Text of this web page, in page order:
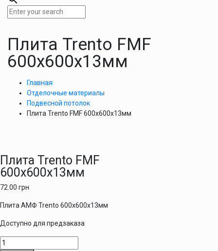
Плита Trento FMF
600х600х13мм
Главная
Отделочные материалы
Подвесной потолок
Плита Trento FMF 600х600х13мм
Плита Trento FMF
600х600х13мм
72.00 грн
Плита АМФ Trento 600х600х13мм
Доступно для предзаказа
Количество